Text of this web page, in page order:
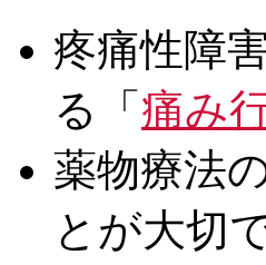
疼痛性障
る「 痛み
薬物療法
とが大切